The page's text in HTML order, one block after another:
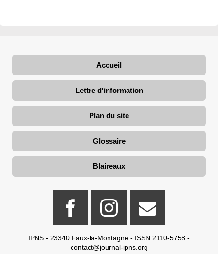
Accueil
Lettre d'information
Plan du site
Glossaire
Blaireaux
IPNS - 23340 Faux-la-Montagne - ISSN 2110-5758 -
contact@journal-ipns.org